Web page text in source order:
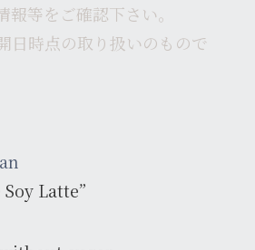
報等をご確認下さい。
日時点の取り扱いのもので
Latte”